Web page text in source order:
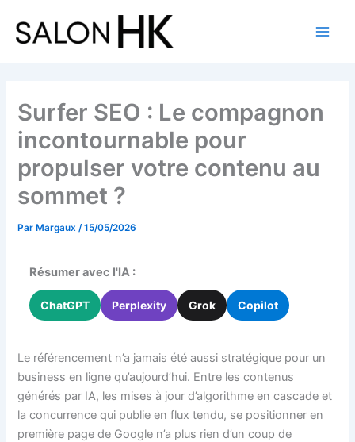
contenu
Surfer SEO : Le compagnon
incontournable pour
propulser votre contenu au
sommet ?
ParMargaux /15/05/2026
Résumer avec l'IA :
ChatGPT Perplexity Grok Copilot
Le référencement n’a jamais été aussi stratégique pour un
business en ligne qu’aujourd’hui. Entre les contenus
générés par IA, les mises à jour d’algorithme en cascade et
la concurrence qui publie en flux tendu, se positionner en
première page de Google n’a plus rien d’un coup de